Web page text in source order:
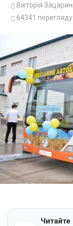
Вікторія
64341 перегляду